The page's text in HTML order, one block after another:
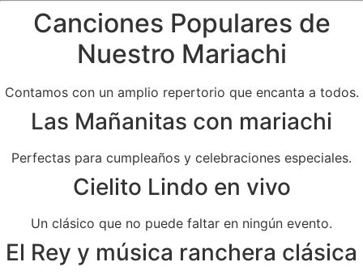
Canciones Populares de
Nuestro Mariachi
Contamos con un amplio repertorio que encanta a todos.
Las Mañanitas con mariachi
Perfectas para cumpleaños y celebraciones especiales.
Cielito Lindo en vivo
Un clásico que no puede faltar en ningún evento.
El Rey y música ranchera clásica